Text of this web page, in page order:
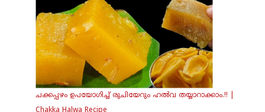
ചക്കപ്പഴം ഉപയോഗിച്ച് രുചിയേറും ഹൽവ തയ്യാറാക്കാം.!! |